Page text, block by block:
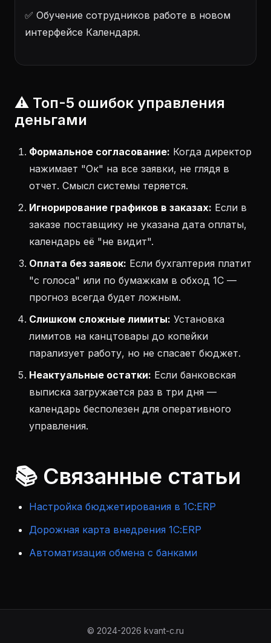
✅ Обучение сотрудников работе в новом
интерфейсе Календаря.
⚠️ Топ-5 ошибок управления
деньгами
Формальное согласование: Когда директор
нажимает "Ок" на все заявки, не глядя в
отчет. Смысл системы теряется.
Игнорирование графиков в заказах: Если в
заказе поставщику не указана дата оплаты,
календарь её "не видит".
Оплата без заявок: Если бухгалтерия платит
"с голоса" или по бумажкам в обход 1С —
прогноз всегда будет ложным.
Слишком сложные лимиты: Установка
лимитов на канцтовары до копейки
парализует работу, но не спасает бюджет.
Неактуальные остатки: Если банковская
выписка загружается раз в три дня —
календарь бесполезен для оперативного
управления.
📚 Связанные статьи
Настройка бюджетирования в 1С:ERP
Дорожная карта внедрения 1С:ERP
Автоматизация обмена с банками
© 2024-2026 kvant-c.ru